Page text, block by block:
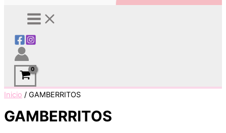
Inicio / GAMBERRITOS
GAMBERRITOS